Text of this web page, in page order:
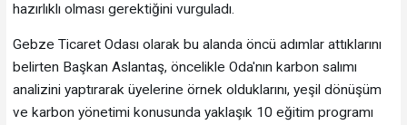
hazırlıklı olması gerektiğini vurguladı.
Gebze Ticaret Odası olarak bu alanda öncü adımlar attıklarını
belirten Başkan Aslantaş, öncelikle Oda'nın karbon salımı
analizini yaptırarak üyelerine örnek olduklarını, yeşil dönüşüm
ve karbon yönetimi konusunda yaklaşık 10 eğitim programı